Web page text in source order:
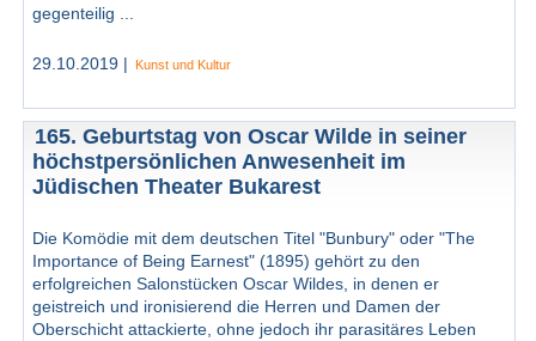
gegenteilig ...
29.10.2019 | Kunst und Kultur
165. Geburtstag von Oscar Wilde in seiner
höchstpersönlichen Anwesenheit im
Jüdischen Theater Bukarest
Die Komödie mit dem deutschen Titel "Bunbury" oder "The
Importance of Being Earnest" (1895) gehört zu den
erfolgreichen Salonstücken Oscar Wildes, in denen er
geistreich und ironisierend die Herren und Damen der
Oberschicht attackierte, ohne jedoch ihr parasitäres Leben